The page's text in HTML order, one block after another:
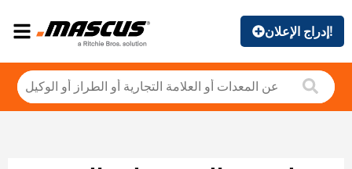
إدراج الإعلان!